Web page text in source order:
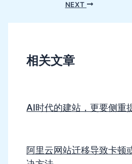
NEXT
相关文章
AI时代的建站，更要侧重
阿里云网站迁移导致卡顿